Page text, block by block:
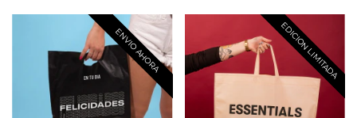
ENVIO AHORA EDICION LIMITADA